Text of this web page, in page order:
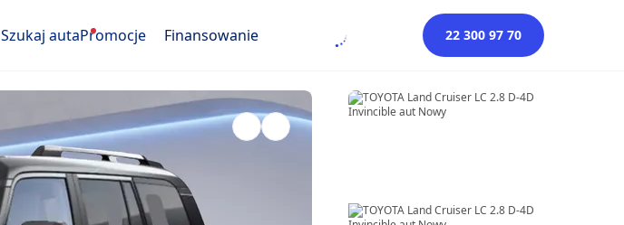
Szukaj autaPromocje Finansowanie 22 300 97 70